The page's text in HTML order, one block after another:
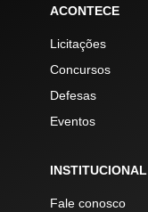
ACONTECE
Licitações
Concursos
Defesas
Eventos
INSTITUCIONAL
Fale conosco